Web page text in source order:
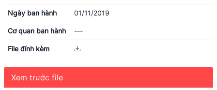
Ngày ban hành 01/11/2019
Cơ quan ban hành ---
File đính kèm
Xem trước file